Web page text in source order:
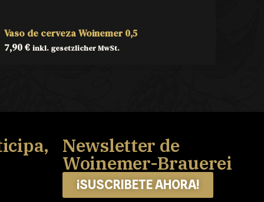
Vaso de cerveza Woinemer 0,5
7,90€ inkl. gesetzlicher MwSt.
Newsletter de
Woinemer-Brauerei
¡SUSCRIBETE AHORA!